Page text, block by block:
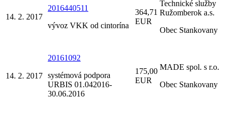
14. 2. 2017
2016440511
vývoz VKK od cintorína
364,71
EUR
Technické služby
Ružomberok a.s.
Obec Stankovany
14. 2. 2017
20161092
systémová podpora
URBIS 01.042016-
30.06.2016
175,00
EUR
MADE spol. s r.o.
Obec Stankovany